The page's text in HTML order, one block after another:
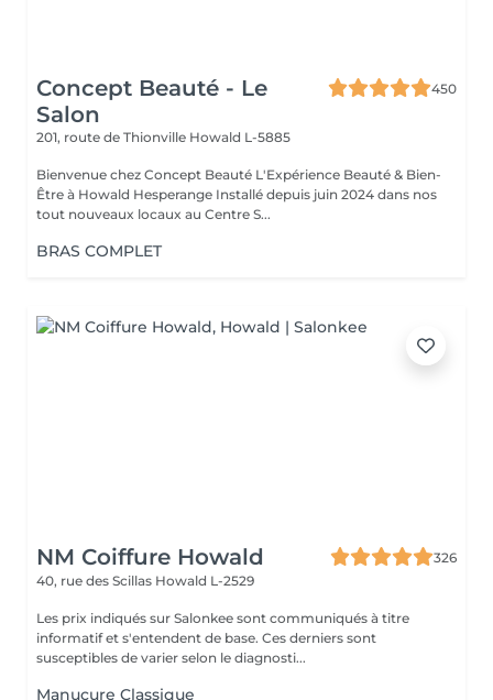
Concept Beauté - Le
Salon
450
201, route de Thionville Howald L-5885
Bienvenue chez Concept Beauté L'Expérience Beauté & Bien-
Être à Howald Hesperange Installé depuis juin 2024 dans nos
tout nouveaux locaux au Centre S...
BRAS COMPLET
NM Coiffure Howald
326
40, rue des Scillas Howald L-2529
Les prix indiqués sur Salonkee sont communiqués à titre
informatif et s'entendent de base. Ces derniers sont
susceptibles de varier selon le diagnosti...
Manucure Classique